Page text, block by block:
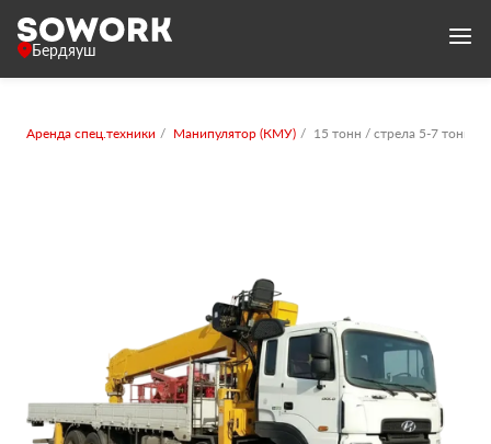
Бердяуш
Аренда спец.техники Манипулятор (КМУ) 15 тонн / стрела 5-7 тонн